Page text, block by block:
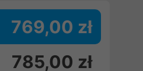
769,00 zł
785,00 zł